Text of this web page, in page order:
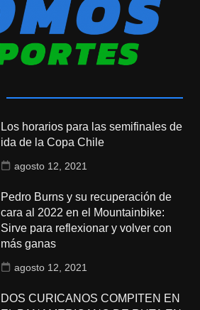
Los horarios para las semifinales de
ida de la Copa Chile
agosto 12, 2021
Pedro Burns y su recuperación de
cara al 2022 en el Mountainbike:
Sirve para reflexionar y volver con
más ganas
agosto 12, 2021
DOS CURICANOS COMPITEN EN